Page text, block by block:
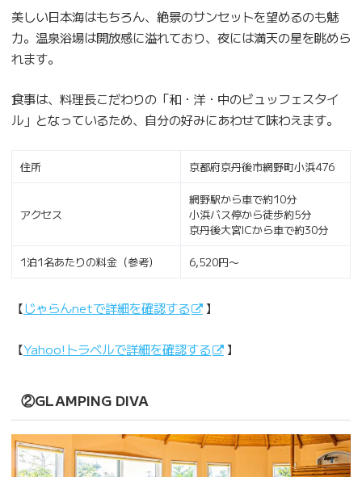
美しい日本海はもちろん、絶景のサンセットを望めるのも魅
力。温泉浴場は開放感に溢れており、夜には満天の星を眺めら
れます。
食事は、料理長こだわりの「和・洋・中のビュッフェスタイ
ル」となっているため、自分の好みにあわせて味わえます。
住所 京都府京丹後市網野町小浜476
アクセス
網野駅から車で約10分
小浜バス停から徒歩約5分
京丹後大宮ICから車で約30分
1泊1名あたりの料金（参考） 6,520円〜
【じゃらんnetで詳細を確認する 】
【Yahoo!トラベルで詳細を確認する 】
②GLAMPING DIVA